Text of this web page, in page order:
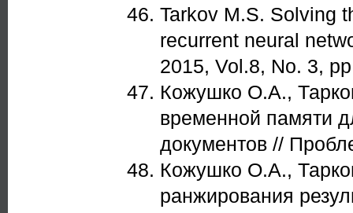
Tarkov M.S. Solving
recurrent neural
2015, Vol.8, No. 3,
Кожушко О.А.,
временной памяти
документов //
Кожушко О.А.,
ранжирования